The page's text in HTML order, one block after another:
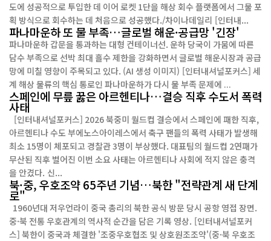
도에 성공적으로 투입한 데 이어 로켓 1단을 해상 회수 플랫폼에서 그물 포
획 방식으로 회수하는 데 처음으로 성공했다./차이나데일리 [인터내...
파나마운하 또 물 부족…글로벌 해운·공급망 '긴장'
파나마운하 갑문을 통과하는 대형 컨테이너선. 운하 당국이 가뭄에 따른
담수 부족으로 선박 최대 흘수 제한을 강화하면서 글로벌 해운시장과 공급
망에 미칠 영향이 주목되고 있다. (AI 생성 이미지) [인터내셔널포커스] 세
계 해상 물류의 핵심 통로인 파나마운하가 다시 물 부족 문제에 ...
스페인에 무릎 꿇은 아르헨티나…결승 직후 수도서 폭력
사태
[인터내셔널포커스] 2026 북중미 월드컵 결승에서 스페인에 패한 직후,
아르헨티나 수도 부에노스아이레스에서 축구 팬들의 폭력 사태가 발생해
최소 15명이 체포되고 경찰관 3명이 부상했다. 대표팀의 월드컵 2연패가
무산된 직후 벌어진 이번 소요 사태는 아르헨티나 사회에 적지 않은 충격
을 안겼다. 신...
북·중, 우호조약 65주년 기념…북한 "전략관계 새 단계
로"
중·북 전통 우호관계의 역사적 순간을 담은 기록 영상. [인터내셔널포커
스] 북한이 중국과 체결한 '조중우호협조 및 상호원조조약'(중·북 우호조